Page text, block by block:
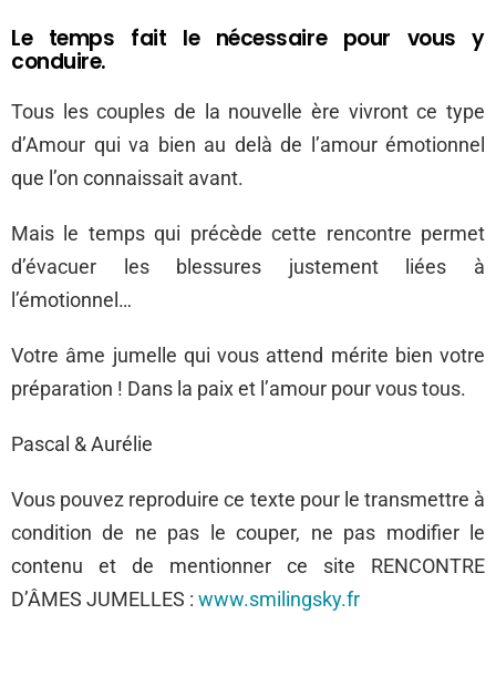
Le temps fait le nécessaire pour vous y
conduire.
Tous les couples de la nouvelle ère vivront ce type
d’Amour qui va bien au delà de l’amour émotionnel
que l’on connaissait avant.
Mais le temps qui précède cette rencontre permet
d’évacuer les blessures justement liées à
l’émotionnel…
Votre âme jumelle qui vous attend mérite bien votre
préparation ! Dans la paix et l’amour pour vous tous.
Pascal & Aurélie
Vous pouvez reproduire ce texte pour le transmettre à
condition de ne pas le couper, ne pas modifier le
contenu et de mentionner ce site RENCONTRE
D’ÂMES JUMELLES : www.smilingsky.fr